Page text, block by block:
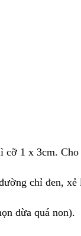
cỡ 1 x 3cm.
chỉ đen,
dừa quá non).